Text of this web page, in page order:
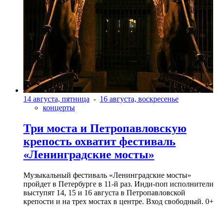
14 августа, пятница - 16 августа, воскресенье
концерты
Три моста и Петропавловскую
крепость охватит фестиваль
«Ленинградские мосты»
Музыкальный фестиваль «Ленинградские мосты»
пройдет в Петербурге в 11-й раз. Инди-поп исполнители
выступят 14, 15 и 16 августа в Петропавловской
крепости и на трех мостах в центре. Вход свободный. 0+